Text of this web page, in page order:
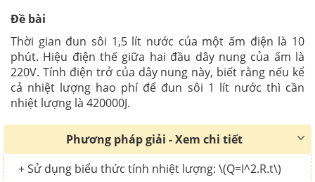
Đề bài
Thời gian đun sôi 1,5 lít nước của một ấm điện là 10
phút. Hiệu điện thế giữa hai đầu dây nung của ấm là
220V. Tính điện trở của dây nung này, biết rằng nếu kể
cả nhiệt lượng hao phí để đun sôi 1 lít nước thì cần
nhiệt lượng là 420000J.
Phương pháp giải - Xem chi tiết
+ Sử dụng biểu thức tính nhiệt lượng: \(Q=I^2.R.t\)